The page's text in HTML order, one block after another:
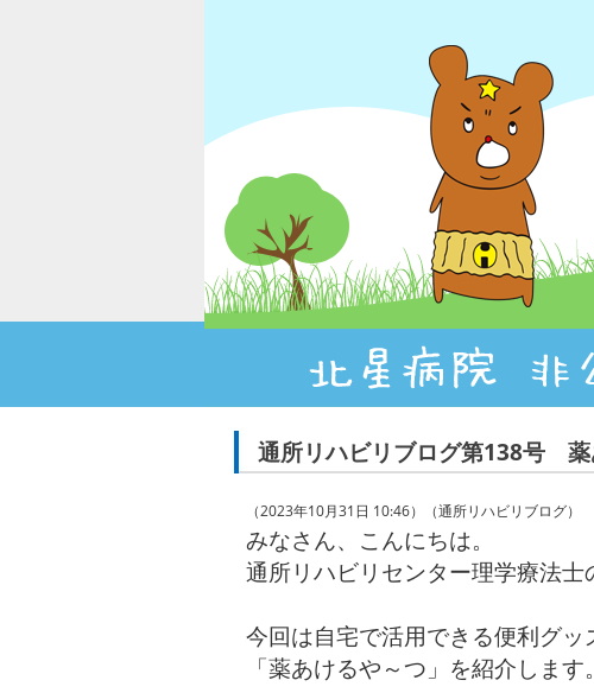
通所リハビリブログ第138号 薬
（2023年10月31日 10:46）（通所リハビリブログ）
みなさん、こんにちは。
通所リハビリセンター理学療法士
今回は自宅で活用できる便利グッ
「薬あけるや～つ」を紹介します。